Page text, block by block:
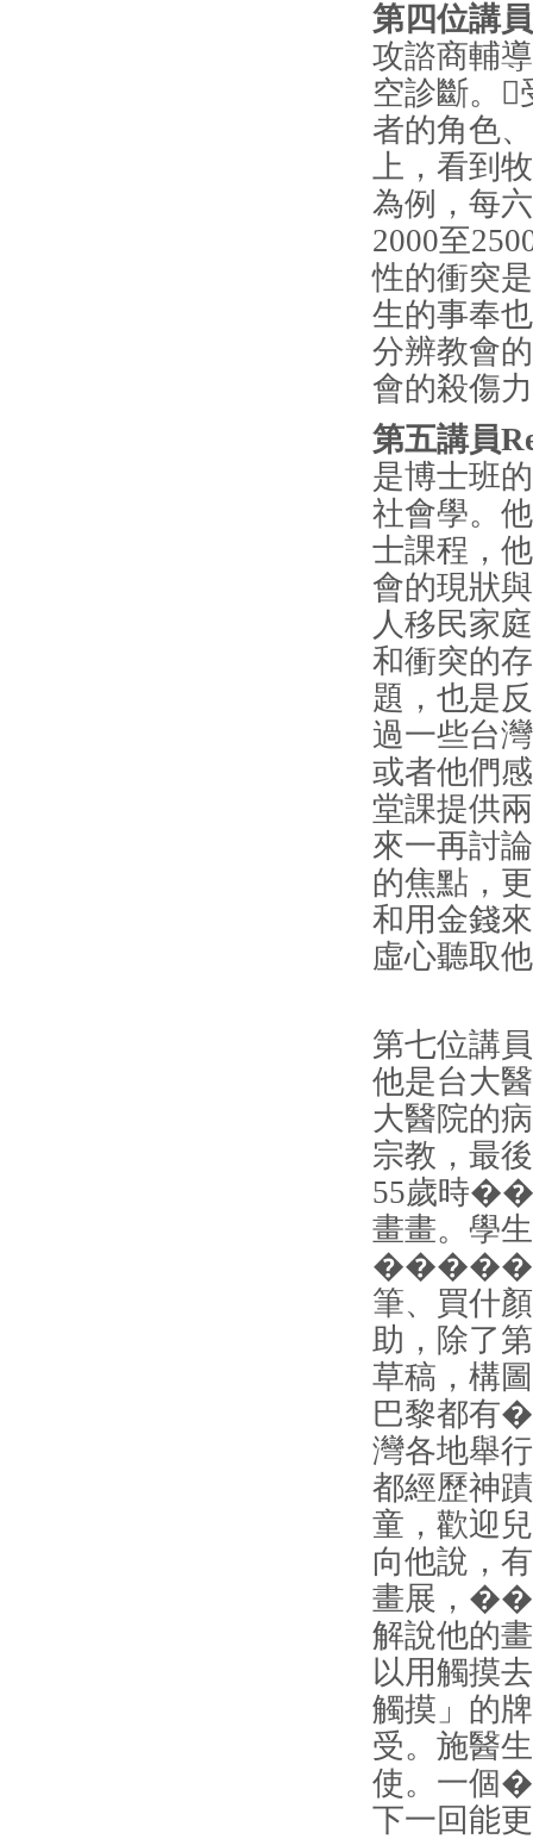
第四位講
攻諮商輔
空診斷。
者的角色
上，看到
為例，每
2000至
性的衝突
生的事奉
分辨教會
會的殺
第五講員
是博士班
社會學。
士課程，
會的現狀
人移民家
和衝突的
題，也是
過一些台
或者他們
堂課提供
來一再討
的焦點，
和用金錢
虛心聽取
第七位講
他是台大
大醫院的
宗教，最
55歲時
畫畫。學
筆、買
助，除了
草稿，構
巴黎都有
灣各地舉
都經歷神
童，歡迎
向他說
畫展，
解說他的
以用觸摸
觸摸」的
受。施醫
使。一個
下一回能